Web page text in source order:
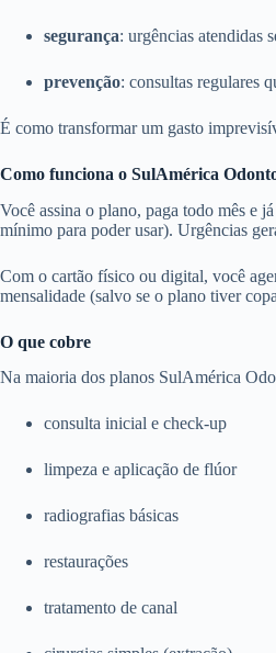
segurança: urgências atendidas
prevenção: consultas regulares
É como transformar um gasto
Como funciona o SulAmérica
Você assina o plano, paga todo mês e
mínimo para poder usar). Urgências
Com o cartão físico ou digital, você
mensalidade (salvo se o plano tiver
O que cobre
Na maioria dos planos SulAmérica
consulta inicial e check-up
limpeza e aplicação de flúor
radiografias básicas
restaurações
tratamento de canal